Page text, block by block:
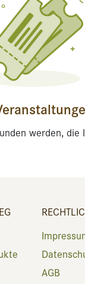
werden,
AGB